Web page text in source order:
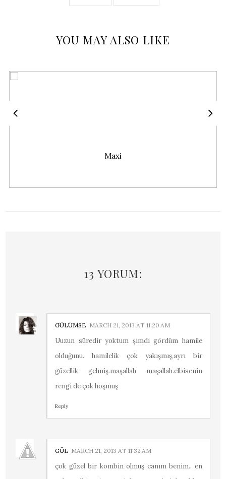
YOU MAY ALSO LIKE
Maxi
13 YORUM:
GÜLÜMSE MARCH 21, 2013 AT 11:20 AM
Uuzun süredir yoktum şimdi gördüm hamile
olduğunu. hamilelik çok yakışmış,ayrı bir
güzellik gelmiş.maşallah maşallah.elbisenin
rengi de çok hoşmuş
Reply
GÜL MARCH 21, 2013 AT 11:32 AM
çok güzel bir kombin olmuş canım benim.. en